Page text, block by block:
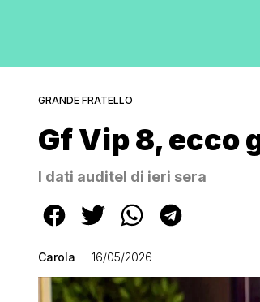
GRANDE FRATELLO
Gf Vip 8, ecco
I dati auditel di ieri sera
Carola 16/05/2026